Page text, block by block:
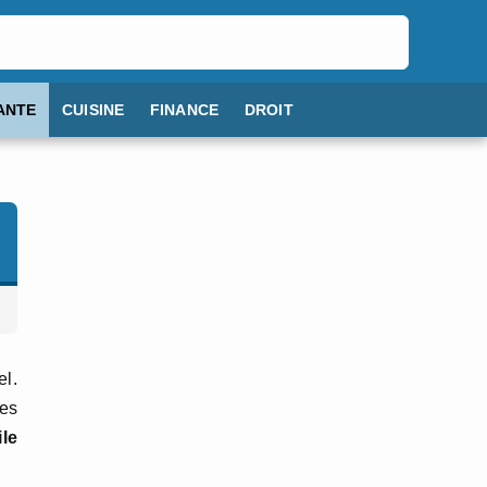
CUISINE FINANCE DROIT